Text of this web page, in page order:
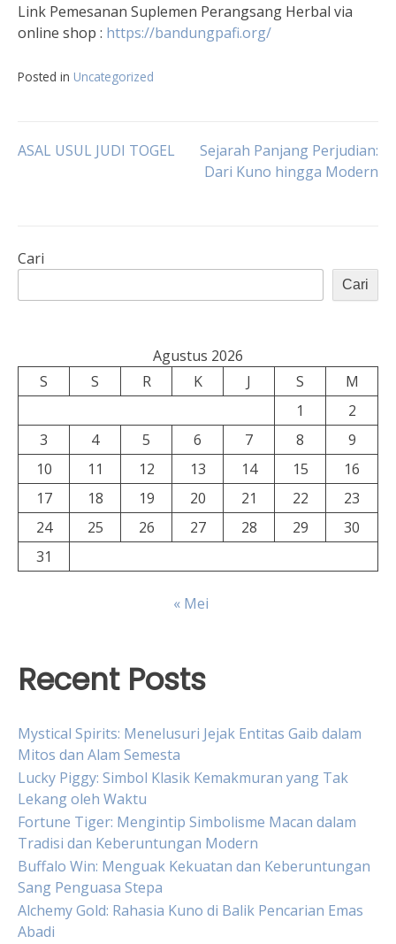
Link Pemesanan Suplemen Perangsang Herbal via
online shop : https://bandungpafi.org/
Posted in Uncategorized
Navigasi
ASAL USUL JUDI TOGEL
Sejarah Panjang Perjudian:
Dari Kuno hingga Modern
Cari
Cari
Agustus 2026
S
S R K J S
M
1
2
3
4 5 6 7 8
9
10
11 12 13 14 15
16
17
18 19 20 21 22
23
24
25 26 27 28 29
30
31
« Mei
Recent Posts
Mystical Spirits: Menelusuri Jejak Entitas Gaib dalam
Mitos dan Alam Semesta
Lucky Piggy: Simbol Klasik Kemakmuran yang Tak
Lekang oleh Waktu
Fortune Tiger: Mengintip Simbolisme Macan dalam
Tradisi dan Keberuntungan Modern
Buffalo Win: Menguak Kekuatan dan Keberuntungan
Sang Penguasa Stepa
Alchemy Gold: Rahasia Kuno di Balik Pencarian Emas
Abadi